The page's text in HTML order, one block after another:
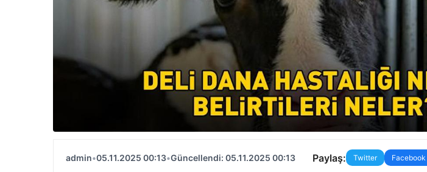
admin•05.11.2025 00:13•Güncellendi: 05.11.2025 00:13 Paylaş: Twitter Facebook